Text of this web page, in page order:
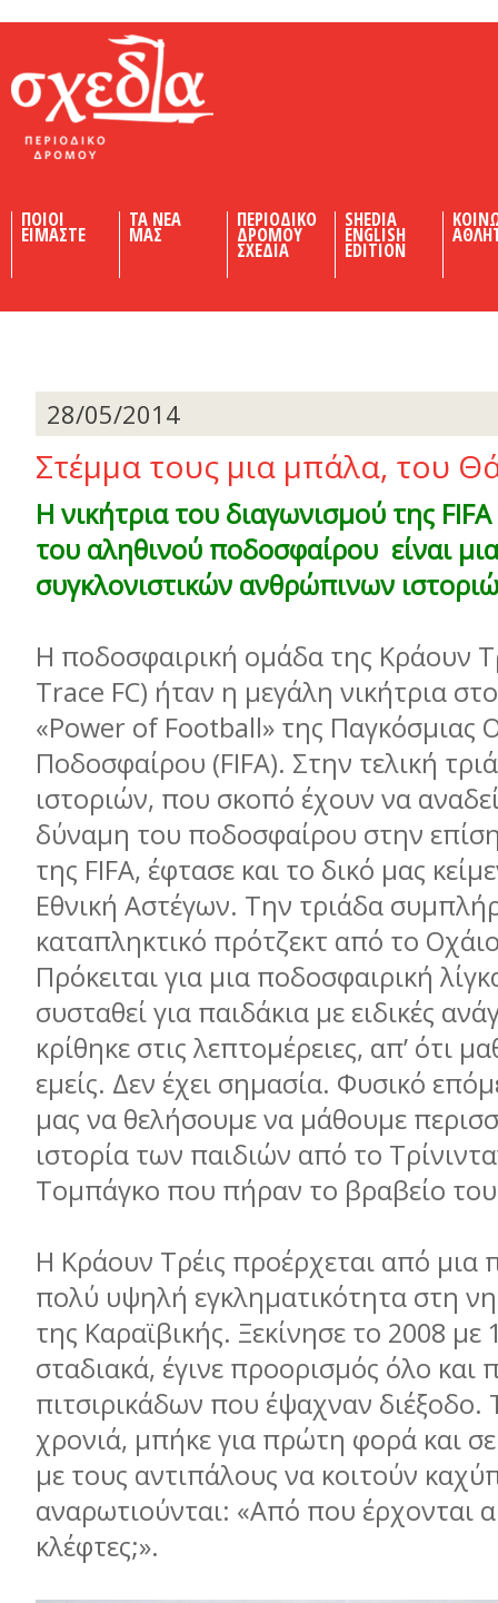
ΠΟΙΟΙ
ΕΙΜΑΣΤΕ
ΤΑ ΝΕΑ
ΜΑΣ
ΠΕΡΙΟΔΙΚΟ
ΔΡΟΜΟΥ
ΣΧΕΔΙΑ
SHEDIA
ENGLISH
EDITION
28/05/2014
Στέµµα τους µια µπάλα, του
Η νικήτρια του διαγωνισμού της
του αληθινού ποδοσφαίρου είναι
συγκλονιστικών ανθρώπινων
Η ποδοσφαιρική ομάδα της Κράουν
Trace FC) ήταν η μεγάλη νικήτρια
«Power of Football» της Παγκόσμιας
Ποδοσφαίρου (FIFA). Στην τελική
ιστοριών, που σκοπό έχουν να
δύναμη του ποδοσφαίρου στην
της FIFΑ, έφτασε και το δικό μας
Εθνική Αστέγων. Την τριάδα
καταπληκτικό πρότζεκτ από το
Πρόκειται για μια ποδοσφαιρική
συσταθεί για παιδάκια με ειδικές
κρίθηκε στις λεπτομέρειες, απ’ ότι
εμείς. Δεν έχει σημασία. Φυσικό
μας να θελήσουμε να μάθουμε
ιστορία των παιδιών από το
Τομπάγκο που πήραν το βραβείο
Η Κράουν Τρέις προέρχεται από μια
πολύ υψηλή εγκληματικότητα στη
της Καραϊβικής. Ξεκίνησε το 2008 με
σταδιακά, έγινε προορισμός όλο και
πιτσιρικάδων που έψαχναν
χρονιά, μπήκε για πρώτη φορά και
με τους αντιπάλους να κοιτούν
αναρωτιούνται: «Από που έρχονται
κλέφτες;».